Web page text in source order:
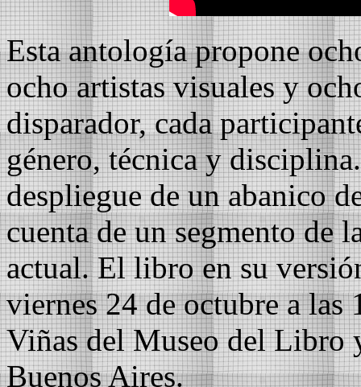
Esta antología propone
ocho artistas visuales y
disparador, cada
género, técnica y
despliegue de un abanico
cuenta de un segmento de
actual. El libro en su
viernes 24 de octubre a
Viñas del Museo del Libro
Buenos Aires.